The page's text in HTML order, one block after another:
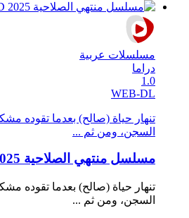
مسلسلات عربية
دراما
1.0
WEB-DL
تنهار حياة (صالح) بعدما تقوده
السجن، ومن ثم ...
مسلسل منتهي الصلاحية 2025 HD
تنهار حياة (صالح) بعدما تقوده
السجن، ومن ثم ...